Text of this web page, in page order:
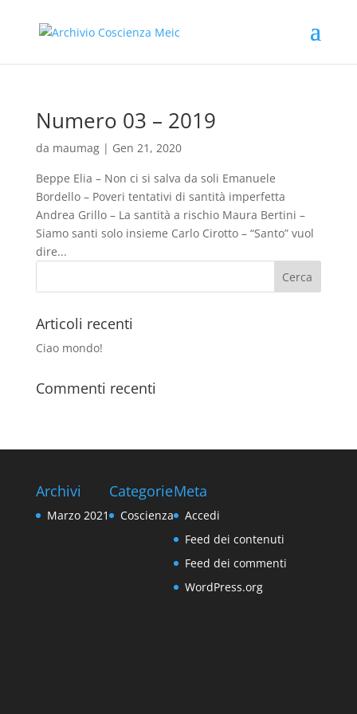
Numero 03 – 2019
da maumag| Gen 21, 2020
Beppe Elia – Non ci si salva da soli Emanuele
Bordello – Poveri tentativi di santità imperfetta
Andrea Grillo – La santità a rischio Maura Bertini –
Siamo santi solo insieme Carlo Cirotto – “Santo” vuol
dire...
Articoli recenti
Ciao mondo!
Commenti recenti
Archivi
Marzo 2021
Categorie
Coscienza
Meta
Accedi
Feed dei contenuti
Feed dei commenti
WordPress.org